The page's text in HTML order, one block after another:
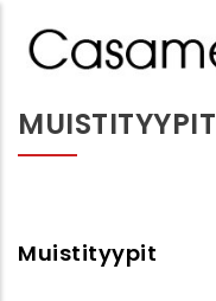
pääsisältöön
MUISTITYYPIT
Muistityypit